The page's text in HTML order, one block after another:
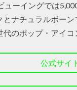
ーイングでは
ナチュラルボー
のポップ・アイコ
公式サイ